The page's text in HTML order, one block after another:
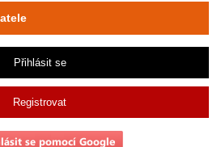
Přihlásit se
Registrovat